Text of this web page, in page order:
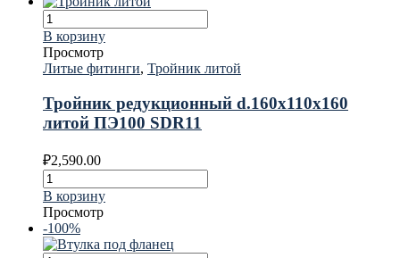
В корзину
Просмотр
Литые фитинги, Тройник литой
Тройник редукционный d.160х110х160
литой ПЭ100 SDR11
₽2,590.00
В корзину
Просмотр
-100%